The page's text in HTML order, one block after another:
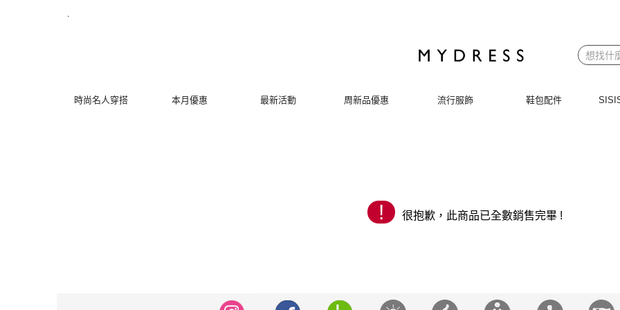
.
時尚名人穿搭 本月優惠 最新活動 周新品優惠 流行服飾 鞋包配件
! 很抱歉，此商品已全數銷售完畢 !